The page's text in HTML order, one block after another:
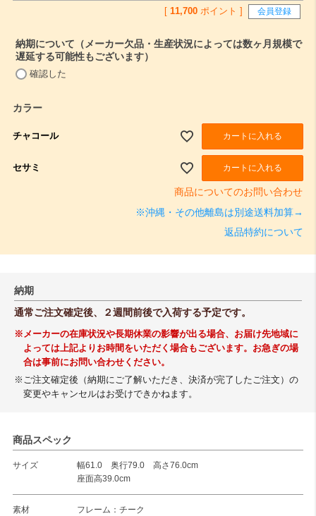
11,700 ポイント ] 会員登録
納期について（メーカー欠品・生産状況によっては数ヶ月規模で
遅延する可能性もございます）
確認した
カラー
チャコール カートに入れる
セサミ カートに入れる
商品についてのお問い合わせ
※沖縄・その他離島は別途送料加算→
返品特約について
納期
通常ご注文確定後、２週間前後で入荷する予定です。
※メーカーの在庫状況や長期休業の影響が出る場合、お届け先地域に
よっては上記よりお時間をいただく場合もございます。お急ぎの場
合は事前にお問い合わせください。
※ご注文確定後（納期にご了解いただき、決済が完了したご注文）の
変更やキャンセルはお受けできかねます。
商品スペック
サイズ
幅61.0 奥行79.0 高さ76.0cm
座面高39.0cm
素材
フレーム：チーク